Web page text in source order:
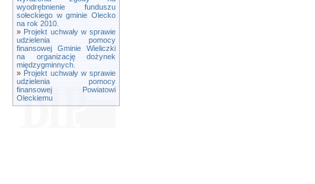
wyodrębnienie funduszu
sołeckiego w gminie Olecko
na rok 2010.
» Projekt uchwały w sprawie
udzielenia pomocy
finansowej Gminie Wieliczki
na organizację dożynek
międzygminnych.
» Projekt uchwały w sprawie
udzielenia pomocy
finansowej Powiatowi
Oleckiemu